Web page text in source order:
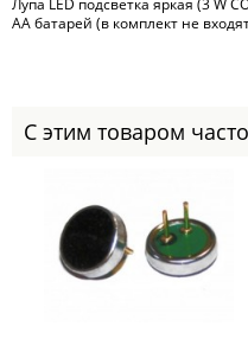
Лупа LED подсветка яркая (3 W
АА батарей (в комплект не
С этим товаром